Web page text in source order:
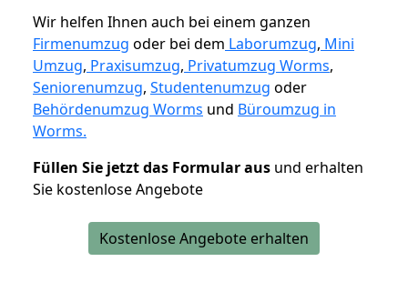
Wir helfen Ihnen auch bei einem ganzen
Firmenumzug oder bei dem Laborumzug, Mini
Umzug, Praxisumzug, Privatumzug Worms,
Seniorenumzug, Studentenumzug oder
Behördenumzug Worms und Büroumzug in
Worms.
Füllen Sie jetzt das Formular aus und erhalten
Sie kostenlose Angebote
Kostenlose Angebote erhalten